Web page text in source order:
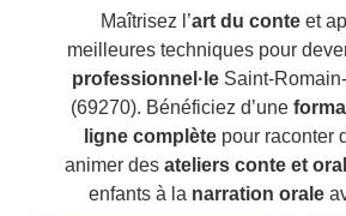
Maîtrisez l’art du conteet
meilleures techniques pour
professionnel·le Saint-
(69270). Bénéficiez d’une
ligne complète pour raconter
animer desateliers conte et
enfants à la narration orale